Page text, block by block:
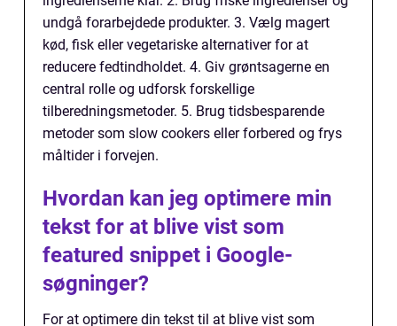
undgå forarbejdede produkter. 3. Vælg magert
kød, fisk eller vegetariske alternativer for at
reducere fedtindholdet. 4. Giv grøntsagerne en
central rolle og udforsk forskellige
tilberedningsmetoder. 5. Brug tidsbesparende
metoder som slow cookers eller forbered og frys
måltider i forvejen.
Hvordan kan jeg optimere min
tekst for at blive vist som
featured snippet i Google-
søgninger?
For at optimere din tekst til at blive vist som